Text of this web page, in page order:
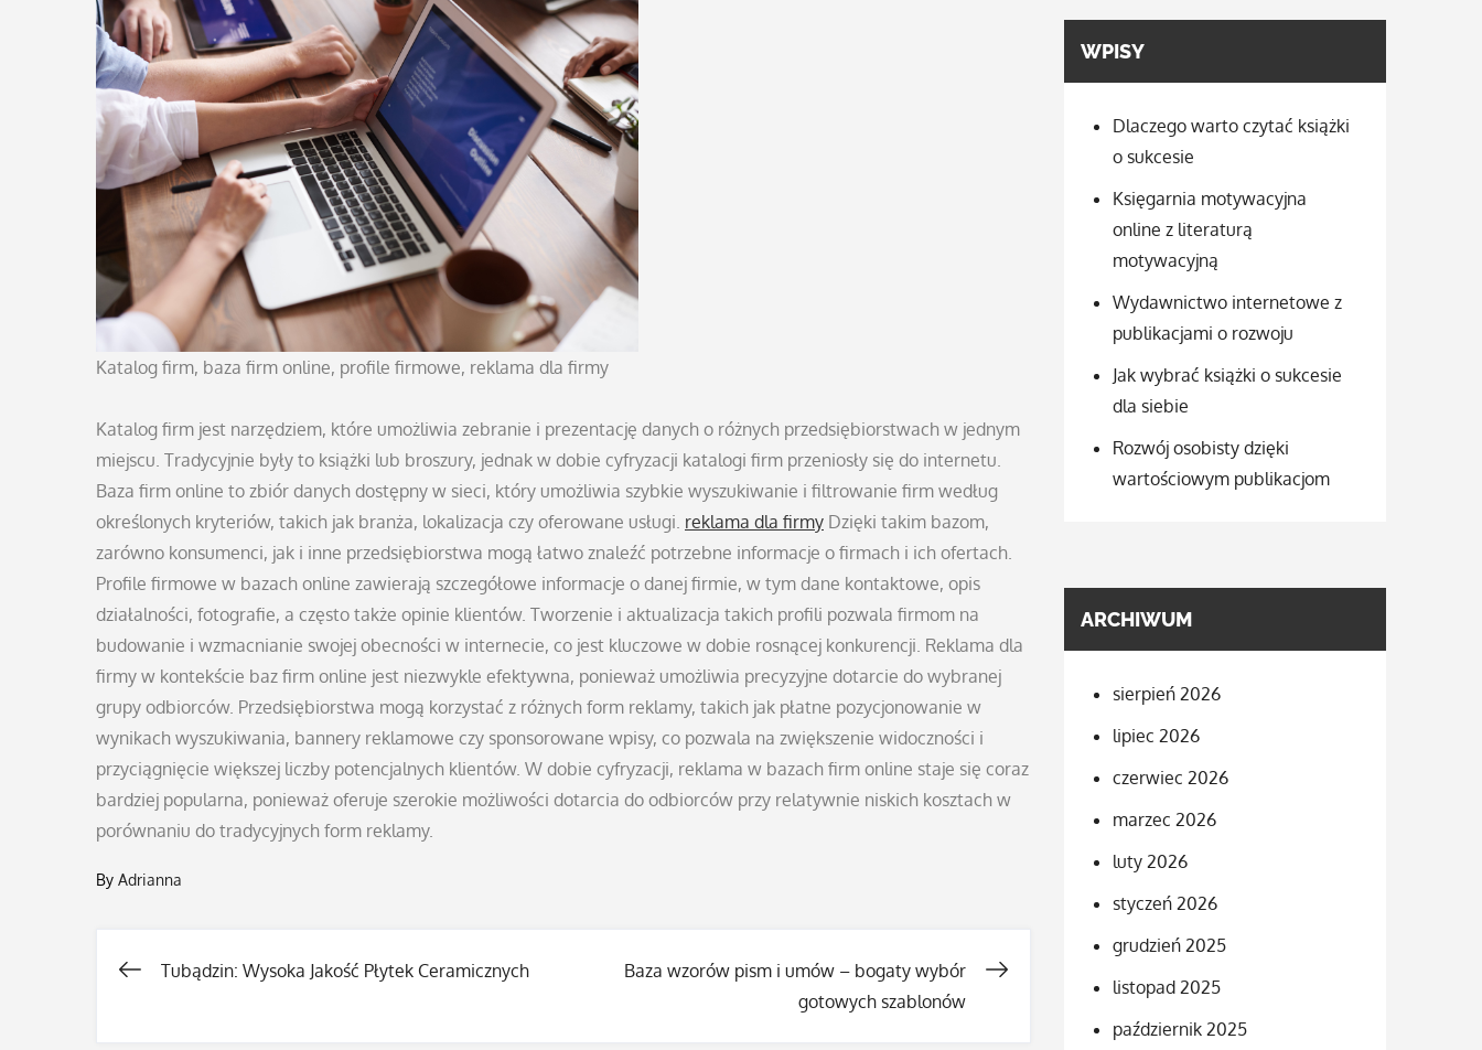
Katalog firm, baza firm online, profile firmowe, reklama dla firmy
Katalog firm jest narzędziem, które umożliwia zebranie i prezentację danych o różnych przedsiębiorstwach w jednym
miejscu. Tradycyjnie były to książki lub broszury, jednak w dobie cyfryzacji katalogi firm przeniosły się do internetu.
Baza firm online to zbiór danych dostępny w sieci, który umożliwia szybkie wyszukiwanie i filtrowanie firm według
określonych kryteriów, takich jak branża, lokalizacja czy oferowane usługi. reklama dla firmy Dzięki takim bazom,
zarówno konsumenci, jak i inne przedsiębiorstwa mogą łatwo znaleźć potrzebne informacje o firmach i ich ofertach.
Profile firmowe w bazach online zawierają szczegółowe informacje o danej firmie, w tym dane kontaktowe, opis
działalności, fotografie, a często także opinie klientów. Tworzenie i aktualizacja takich profili pozwala firmom na
budowanie i wzmacnianie swojej obecności w internecie, co jest kluczowe w dobie rosnącej konkurencji. Reklama dla
firmy w kontekście baz firm online jest niezwykle efektywna, ponieważ umożliwia precyzyjne dotarcie do wybranej
grupy odbiorców. Przedsiębiorstwa mogą korzystać z różnych form reklamy, takich jak płatne pozycjonowanie w
wynikach wyszukiwania, bannery reklamowe czy sponsorowane wpisy, co pozwala na zwiększenie widoczności i
przyciągnięcie większej liczby potencjalnych klientów. W dobie cyfryzacji, reklama w bazach firm online staje się coraz
bardziej popularna, ponieważ oferuje szerokie możliwości dotarcia do odbiorców przy relatywnie niskich kosztach w
porównaniu do tradycyjnych form reklamy.
By Adrianna
Nawigacja
Tubądzin: Wysoka Jakość Płytek Ceramicznych
Baza wzorów pism i umów – bogaty wybór
gotowych szablonów
WPISY
Dlaczego warto czytać książki
o sukcesie
Księgarnia motywacyjna
online z literaturą
motywacyjną
Wydawnictwo internetowe z
publikacjami o rozwoju
Jak wybrać książki o sukcesie
dla siebie
Rozwój osobisty dzięki
wartościowym publikacjom
ARCHIWUM
sierpień 2026
lipiec 2026
czerwiec 2026
marzec 2026
luty 2026
styczeń 2026
grudzień 2025
listopad 2025
październik 2025